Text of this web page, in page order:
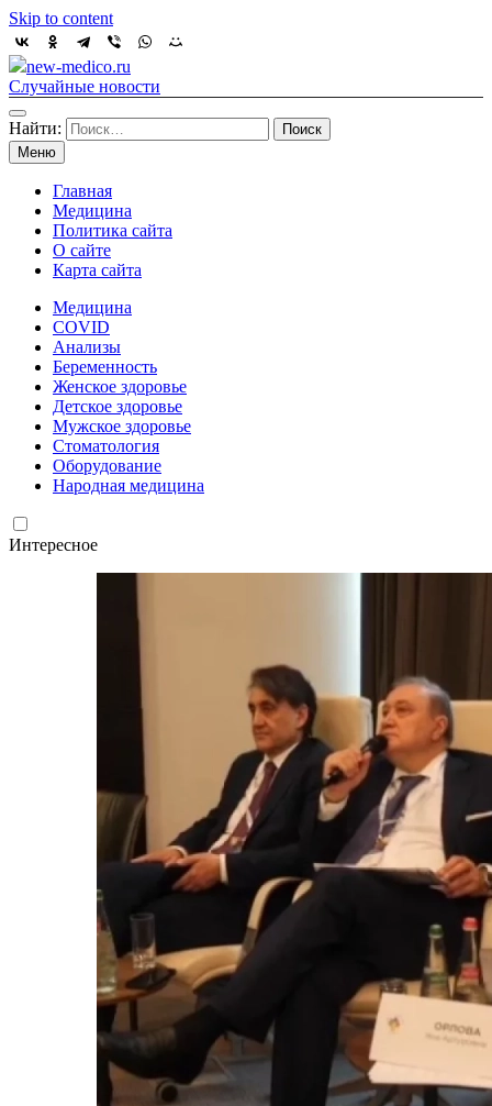
Skip to content
new-medico.ru
Случайные новости
Найти:
Меню
Главная
Медицина
Политика сайта
О сайте
Карта сайта
Медицина
COVID
Анализы
Беременность
Женское здоровье
Детское здоровье
Мужское здоровье
Стоматология
Оборудование
Народная медицина
Интересное